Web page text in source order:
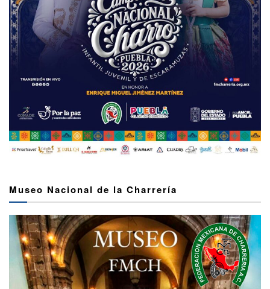
Museo Nacional de la Charrería